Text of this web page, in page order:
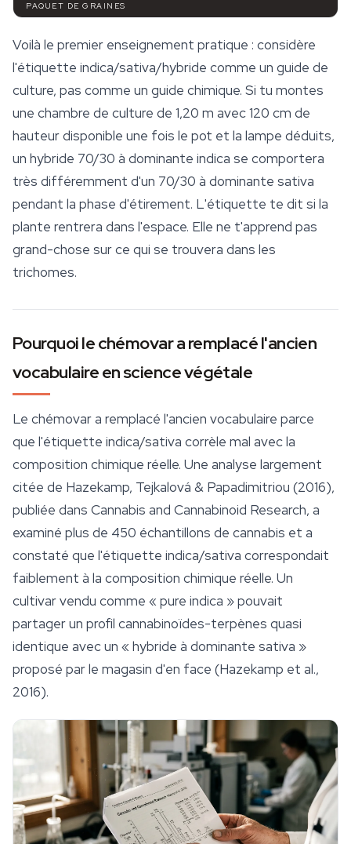
PAQUET DE GRAINES
Voilà le premier enseignement pratique : considère
l'étiquette indica/sativa/hybride comme un guide de
culture, pas comme un guide chimique. Si tu montes
une chambre de culture de 1,20 m avec 120 cm de
hauteur disponible une fois le pot et la lampe déduits,
un hybride 70/30 à dominante indica se comportera
très différemment d'un 70/30 à dominante sativa
pendant la phase d'étirement. L'étiquette te dit si la
plante rentrera dans l'espace. Elle ne t'apprend pas
grand-chose sur ce qui se trouvera dans les
trichomes.
Pourquoi le chémovar a remplacé l'ancien
vocabulaire en science végétale
Le chémovar a remplacé l'ancien vocabulaire parce
que l'étiquette indica/sativa corrèle mal avec la
composition chimique réelle. Une analyse largement
citée de Hazekamp, Tejkalová & Papadimitriou (2016),
publiée dans Cannabis and Cannabinoid Research, a
examiné plus de 450 échantillons de cannabis et a
constaté que l'étiquette indica/sativa correspondait
faiblement à la composition chimique réelle. Un
cultivar vendu comme « pure indica » pouvait
partager un profil cannabinoïdes-terpènes quasi
identique avec un « hybride à dominante sativa »
proposé par le magasin d'en face (Hazekamp et al.,
2016).